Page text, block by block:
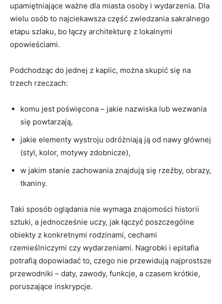
upamiętniające ważne dla miasta osoby i wydarzenia. Dla
wielu osób to najciekawsza część zwiedzania sakralnego
etapu szlaku, bo łączy architekturę z lokalnymi
opowieściami.
Podchodząc do jednej z kaplic, można skupić się na
trzech rzeczach:
komu jest poświęcona – jakie nazwiska lub wezwania
się powtarzają,
jakie elementy wystroju odróżniają ją od nawy głównej
(styl, kolor, motywy zdobnicze),
w jakim stanie zachowania znajdują się rzeźby, obrazy,
tkaniny.
Taki sposób oglądania nie wymaga znajomości historii
sztuki, a jednocześnie uczy, jak łączyć poszczególne
obiekty z konkretnymi rodzinami, cechami
rzemieślniczymi czy wydarzeniami. Nagrobki i epitafia
potrafią dopowiadać to, czego nie przewidują najprostsze
przewodniki – daty, zawody, funkcje, a czasem krótkie,
poruszające inskrypcje.